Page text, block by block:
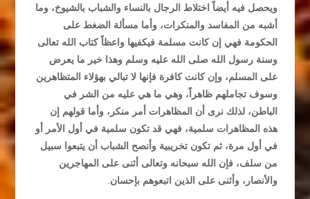
ويحصل فيه أيضاً اختلاط الرجال بالنساء والشباب بالشيوخ، وما
أشبه من المفاسد والمنكرات، وأما مسألة الضغط على
الحكومة فهي إن كانت مسلمة فيكفيها واعظاً كتاب الله تعالى
وسنة رسول الله صلى الله عليه وسلم وهذا خير ما يعرض
على المسلم، وإن كانت كافرة فإنها لا تبالي بهؤلاء المتظاهرين
وسوف تجاملهم ظاهراً، وهي ما هي عليه من الشر في
الباطن، لذلك نرى أن المظاهرات أمر منكر، وأما قولهم إن
هذه المظاهرات سلمية، فهي قد تكون سلمية في أول الأمر أو
في أول مرة، ثم تكون تخريبية وأنصح الشباب أن يتبعوا سبيل
من سلف، فإن الله سبحانه وتعالى أثنى على المهاجرين
والأنصار، وأثنى على الذين اتبعوهم بإحسان.